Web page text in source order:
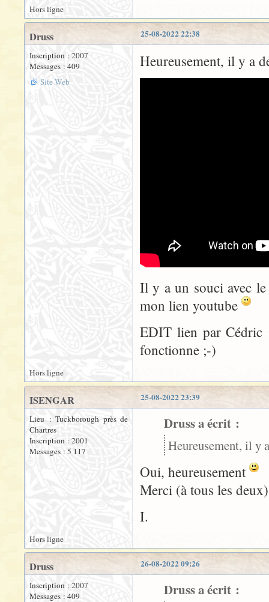
Hors ligne
25-08-2022 22:38
Druss
Inscription : 2007
Messages : 409
Site Web
Heureusement, il y a
Il y a un souci avec
mon lien youtube
EDIT lien par Cédric
fonctionne ;-)
Hors ligne
25-08-2022 23:39
ISENGAR
Lieu : Tuckborough près de
Chartres
Inscription : 2001
Messages : 5 117
Druss a écrit :
Heureusement, il y
Oui, heureusement
Merci (à tous les
I.
Hors ligne
26-08-2022 09:26
Druss
Inscription : 2007
Messages : 409
Druss a écrit :